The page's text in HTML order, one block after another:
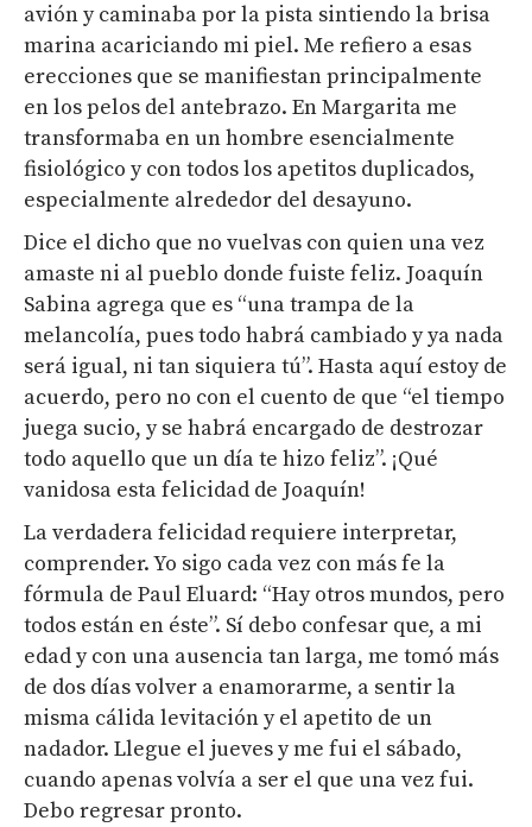
avión y caminaba por la pista sintiendo la brisa
marina acariciando mi piel. Me refiero a esas
erecciones que se manifiestan principalmente
en los pelos del antebrazo. En Margarita me
transformaba en un hombre esencialmente
fisiológico y con todos los apetitos duplicados,
especialmente alrededor del desayuno.
Dice el dicho que no vuelvas con quien una vez
amaste ni al pueblo donde fuiste feliz. Joaquín
Sabina agrega que es “una trampa de la
melancolía, pues todo habrá cambiado y ya nada
será igual, ni tan siquiera tú”. Hasta aquí estoy de
acuerdo, pero no con el cuento de que “el tiempo
juega sucio, y se habrá encargado de destrozar
todo aquello que un día te hizo feliz”. ¡Qué
vanidosa esta felicidad de Joaquín!
La verdadera felicidad requiere interpretar,
comprender. Yo sigo cada vez con más fe la
fórmula de Paul Eluard: “Hay otros mundos, pero
todos están en éste”. Sí debo confesar que, a mi
edad y con una ausencia tan larga, me tomó más
de dos días volver a enamorarme, a sentir la
misma cálida levitación y el apetito de un
nadador. Llegue el jueves y me fui el sábado,
cuando apenas volvía a ser el que una vez fui.
Debo regresar pronto.